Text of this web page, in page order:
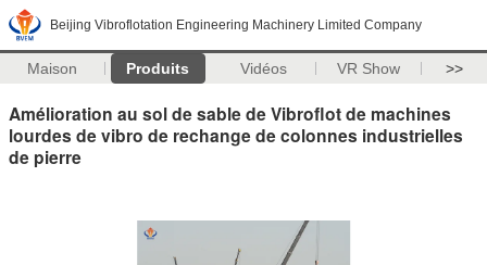
Beijing Vibroflotation Engineering Machinery Limited Company
Maison Produits Vidéos VR Show >>
Amélioration au sol de sable de Vibroflot de machines
lourdes de vibro de rechange de colonnes industrielles
de pierre